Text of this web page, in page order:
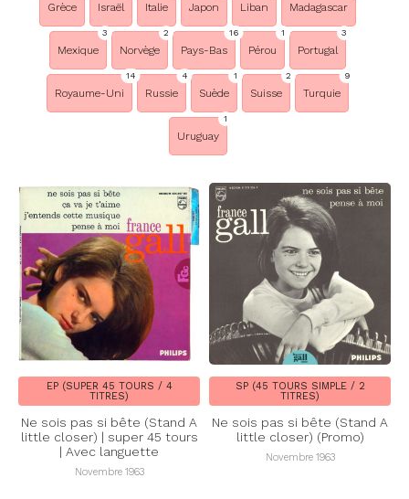
Grèce Israël Italie Japon Liban Madagascar
3
Mexique
2
Norvège
16
Pays-Bas
1
Pérou
3
Portugal
14
Royaume-Uni
4
Russie
1
Suède
2
Suisse
9
Turquie
1
Uruguay
EP (SUPER 45 TOURS / 4
TITRES)
Ne sois pas si bête (Stand A
little closer) | super 45 tours
| Avec languette
Novembre 1963
SP (45 TOURS SIMPLE / 2
TITRES)
Ne sois pas si bête (Stand A
little closer) (Promo)
Novembre 1963